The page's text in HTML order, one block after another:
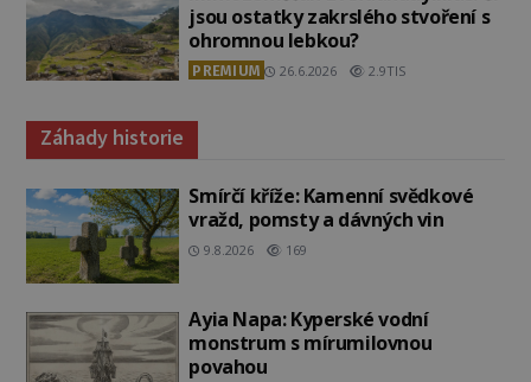
jsou ostatky zakrslého stvoření s
ohromnou lebkou?
PREMIUM 26.6.2026 2.9TIS
Záhady historie
Smírčí kříže: Kamenní svědkové
vražd, pomsty a dávných vin
9.8.2026 169
Ayia Napa: Kyperské vodní
monstrum s mírumilovnou
povahou